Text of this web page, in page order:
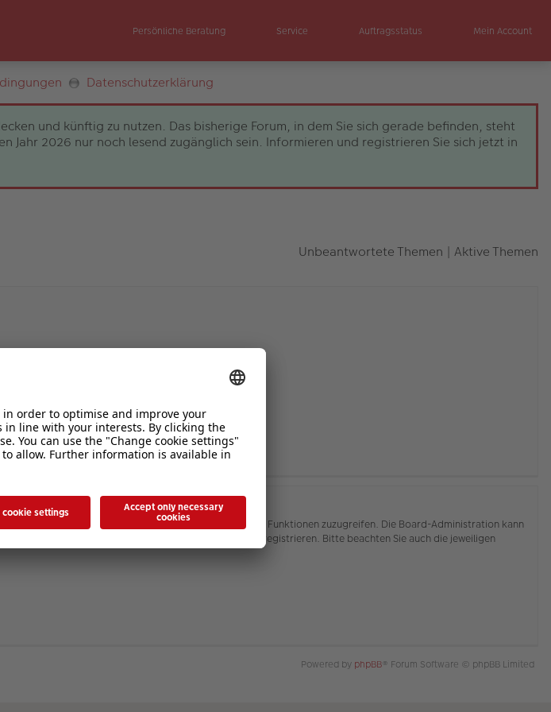
Persönliche Beratung Service Auftragsstatus Mein Account
Datenschutzerklärung
und künftig zu nutzen. Das bisherige Forum, in dem Sie sich gerade befinden, steht
2026 nur noch lesend zugänglich sein. Informieren und registrieren Sie sich jetzt in
Unbeantwortete Themen | Aktive Themen
erledigt und ermöglicht es Ihnen, auf weitere Funktionen zuzugreifen. Die Board-Administration kann
und die verwandten Regelungen, bevor Sie sich registrieren. Bitte beachten Sie auch die jeweiligen
Powered by phpBB® Forum Software © phpBB Limited